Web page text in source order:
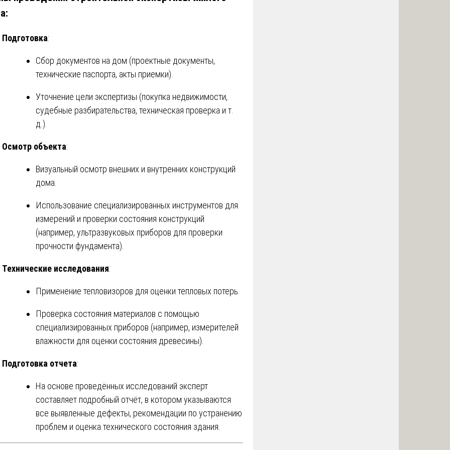
Подготовка:
Сбор документов на дом (проектные документы,
технические паспорта, акты приемки).
Уточнение цели экспертизы (покупка недвижимости,
судебные разбирательства, техническая проверка и т.
д.).
Осмотр объекта:
Визуальный осмотр внешних и внутренних конструкций
дома.
Использование специализированных инструментов для
измерений и проверки состояния конструкций
(например, ультразвуковых приборов для проверки
прочности фундамента).
Технические исследования:
Применение тепловизоров для оценки тепловых потерь.
Проверка состояния материалов с помощью
специализированных приборов (например, измерителей
влажности для оценки состояния древесины).
Подготовка отчета:
На основе проведённых исследований эксперт
составляет подробный отчёт, в котором указываются
все выявленные дефекты, рекомендации по устранению
проблем и оценка технического состояния здания.